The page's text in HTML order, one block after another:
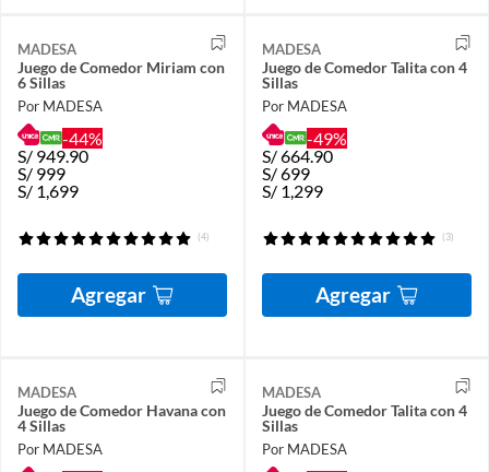
MADESA
Juego de Comedor Miriam con
6 Sillas
Por MADESA
-44%
S/ 949.90
S/ 999
S/ 1,699
(4)
Agregar
MADESA
Juego de Comedor Talita con 4
Sillas
Por MADESA
-49%
S/664.90
S/699
S/ 1,299
(3)
Agregar
MADESA
Juego de Comedor Havana con
4 Sillas
Por MADESA
MADESA
Juego de Comedor Talita con 4
Sillas
Por MADESA